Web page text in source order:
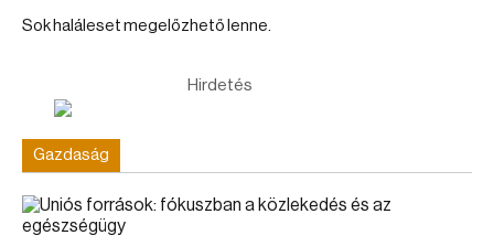
Sok haláleset megelőzhető lenne.
Hirdetés
Gazdaság